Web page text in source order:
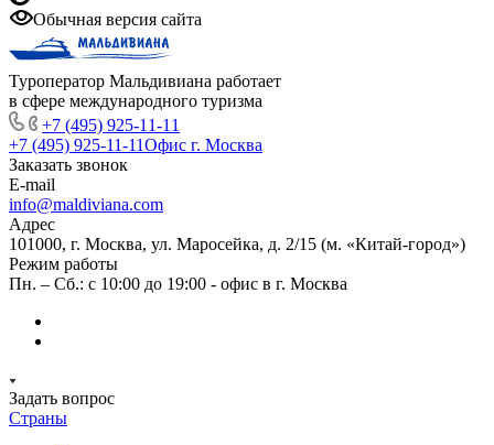
Обычная версия сайта
Туроператор Мальдивиана работает
в сфере международного туризма
+7 (495) 925-11-11
+7 (495) 925-11-11Офис г. Москва
Заказать звонок
E-mail
info@maldiviana.com
Адрес
101000, г. Москва, ул. Маросейка, д. 2/15 (м. «Китай-город»)
Режим работы
Пн. – Сб.: с 10:00 до 19:00 - офис в г. Москва
Задать вопрос
Страны